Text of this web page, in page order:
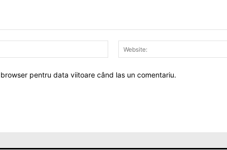
Email:*
pentru data viitoare când las un comentariu.